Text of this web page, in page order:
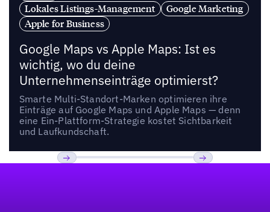
Lokales Listings-Management
Google Marketing
Apple for Business
Google Maps vs Apple Maps: Ist es
wichtig, wo du deine
Unternehmenseinträge optimierst?
Smarte Multi-Standort-Marken optimieren ihre
Einträge auf Google Maps und Apple Maps — denn
eine Ein-Plattform-Strategie kostet Sichtbarkeit
und Laufkundschaft.